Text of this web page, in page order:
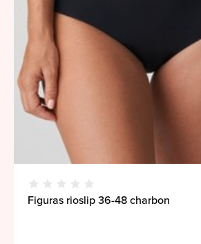
Figuras rioslip 36-48 charbon